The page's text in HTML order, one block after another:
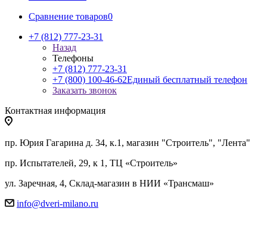
Сравнение товаров0
+7 (812) 777-23-31
Назад
Телефоны
+7 (812) 777-23-31
+7 (800) 100-46-62Единый бесплатный телефон
Заказать звонок
Контактная информация
пр. Юрия Гагарина д. 34, к.1, магазин "Строитель", "Лента"
пр. Испытателей, 29, к 1, ТЦ «Строитель»
ул. Заречная, 4, Склад-магазин в НИИ «Трансмаш»
info@dveri-milano.ru